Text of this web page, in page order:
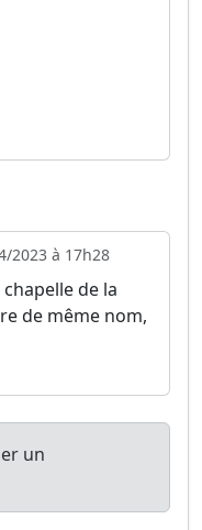
2023 à 17h28
de la
de même nom,
un